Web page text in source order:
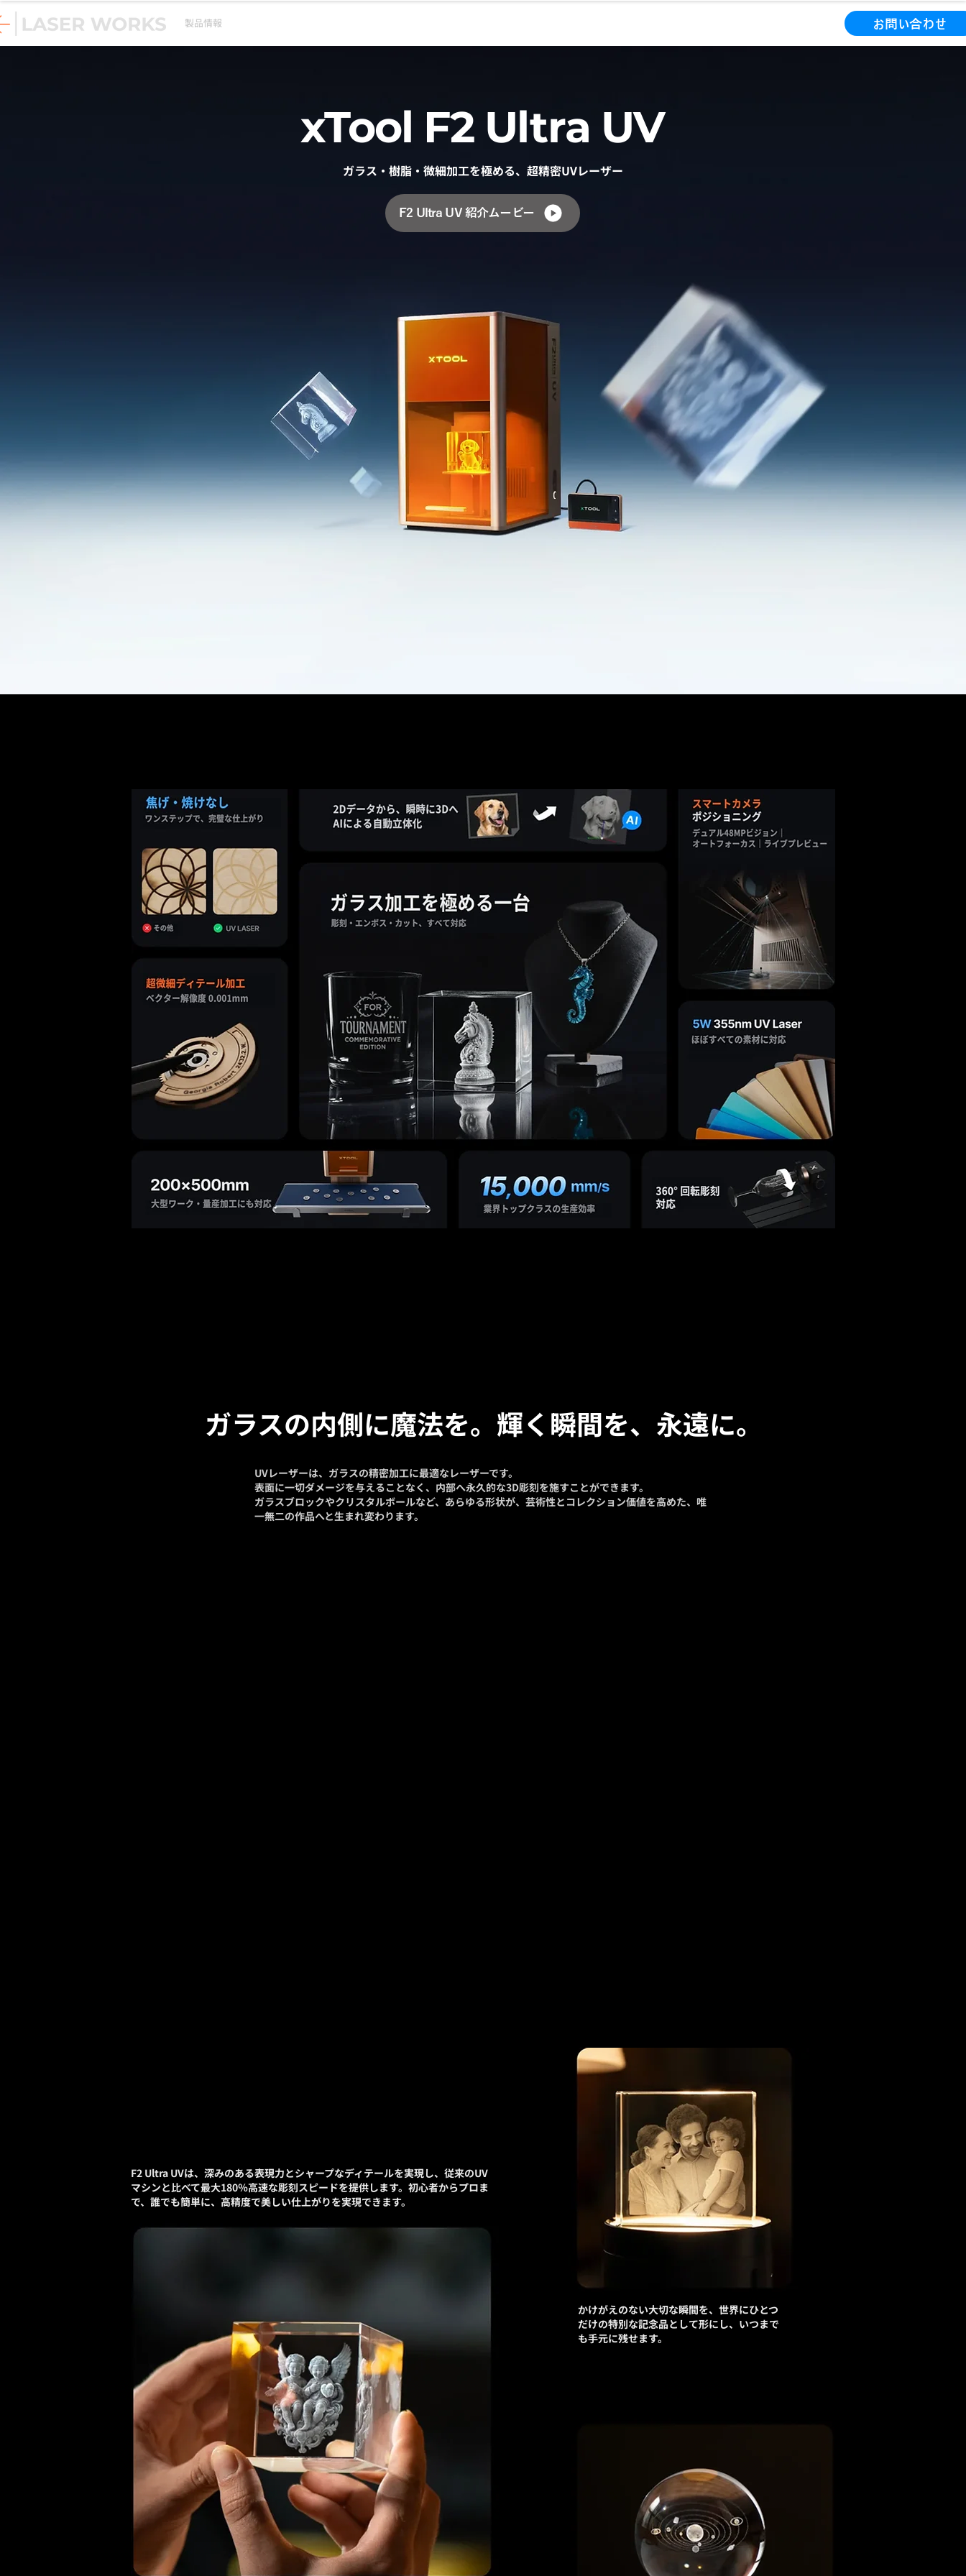
製品情報 お問い合わせ
xTool F2 Ultra UV
ガラス・樹脂・微細加工を極める、超精密UVレーザー
F2 Ultra UV 紹介ムービー
ガラスの内側に魔法を。輝く瞬間を、永遠に。
UVレーザーは、ガラスの精密加工に最適なレーザーです。
表面に一切ダメージを与えることなく、内部へ永久的な3D彫刻を施すことができます。
ガラスブロックやクリスタルボールなど、あらゆる形状が、芸術性とコレクション価値を高めた、唯
一無二の作品へと生まれ変わります。
F2 Ultra UVは、深みのある表現力とシャープなディテールを実現し、従来のUV
マシンと比べて最大180％高速な彫刻スピードを提供します。初心者からプロま
で、誰でも簡単に、高精度で美しい仕上がりを実現できます。
かけがえのない大切な瞬間を、世界にひとつ
だけの特別な記念品として形にし、いつまで
も手元に残せます。